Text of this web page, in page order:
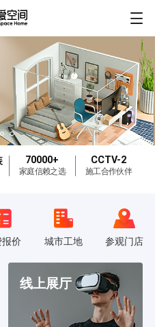
70000+
家庭信赖之选
CCTV-2
施工合作伙伴
价 城市工地 参观门店
线上展厅